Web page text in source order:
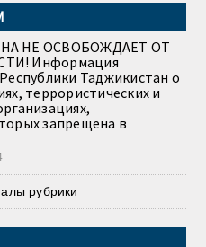
НЕ ОСВОБОЖДАЕТ ОТ
Информация
Таджикистан о
террористических и
запрещена в
рубрики